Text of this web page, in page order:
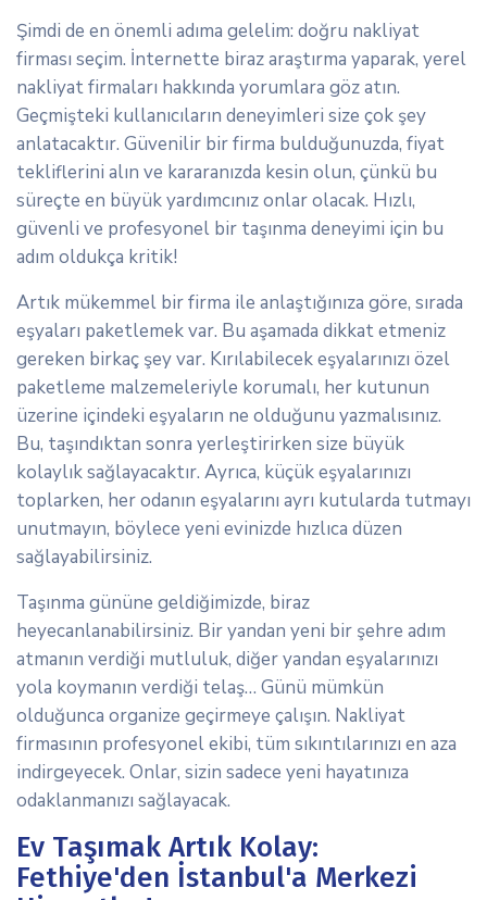
Şimdi de en önemli adıma gelelim: doğru nakliyat
firması seçim. İnternette biraz araştırma yaparak, yerel
nakliyat firmaları hakkında yorumlara göz atın.
Geçmişteki kullanıcıların deneyimleri size çok şey
anlatacaktır. Güvenilir bir firma bulduğunuzda, fiyat
tekliflerini alın ve kararanızda kesin olun, çünkü bu
süreçte en büyük yardımcınız onlar olacak. Hızlı,
güvenli ve profesyonel bir taşınma deneyimi için bu
adım oldukça kritik!
Artık mükemmel bir firma ile anlaştığınıza göre, sırada
eşyaları paketlemek var. Bu aşamada dikkat etmeniz
gereken birkaç şey var. Kırılabilecek eşyalarınızı özel
paketleme malzemeleriyle korumalı, her kutunun
üzerine içindeki eşyaların ne olduğunu yazmalısınız.
Bu, taşındıktan sonra yerleştirirken size büyük
kolaylık sağlayacaktır. Ayrıca, küçük eşyalarınızı
toplarken, her odanın eşyalarını ayrı kutularda tutmayı
unutmayın, böylece yeni evinizde hızlıca düzen
sağlayabilirsiniz.
Taşınma gününe geldiğimizde, biraz
heyecanlanabilirsiniz. Bir yandan yeni bir şehre adım
atmanın verdiği mutluluk, diğer yandan eşyalarınızı
yola koymanın verdiği telaş… Günü mümkün
olduğunca organize geçirmeye çalışın. Nakliyat
firmasının profesyonel ekibi, tüm sıkıntılarınızı en aza
indirgeyecek. Onlar, sizin sadece yeni hayatınıza
odaklanmanızı sağlayacak.
Ev Taşımak Artık Kolay:
Fethiye'den İstanbul'a Merkezi